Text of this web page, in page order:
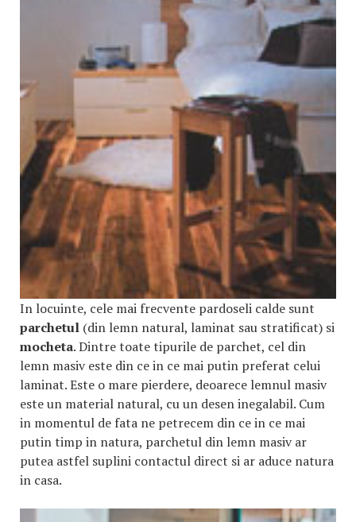
In locuinte, cele mai frecvente pardoseli calde sunt
parchetul (din lemn natural, laminat sau stratificat) si
mocheta. Dintre toate tipurile de parchet, cel din
lemn masiv este din ce in ce mai putin preferat celui
laminat. Este o mare pierdere, deoarece lemnul masiv
este un material natural, cu un desen inegalabil. Cum
in momentul de fata ne petrecem din ce in ce mai
putin timp in natura, parchetul din lemn masiv ar
putea astfel suplini contactul direct si ar aduce natura
in casa.